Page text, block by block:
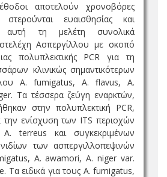
αποτελούν χρονοβόρες
στερούνται ευαισθησίας και
αυτή τη μελέτη συνολικά
Ασπεργίλλου με σκοπό
πολυπλεκτικής PCR για τη
κλινικώς σημαντικότερων
A. fumigatus, A. flavus, A.
Τα τέσσερα ζεύγη εναρκτών,
στην πολυπλεκτική PCR,
την ενίσχυση των ITS περιοχών
terreus και συγκεκριμένων
των ασπεργιλλοπεψινών
A. awamori, A. niger var.
Τα ειδικά για τους A. fumigatus,